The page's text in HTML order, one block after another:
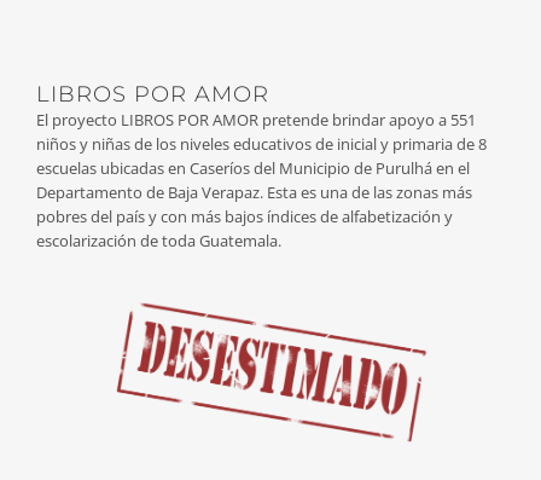
LIBROS POR AMOR
El proyecto LIBROS POR AMOR pretende brindar apoyo a 551
niños y niñas de los niveles educativos de inicial y primaria de 8
escuelas ubicadas en Caseríos del Municipio de Purulhá en el
Departamento de Baja Verapaz. Esta es una de las zonas más
pobres del país y con más bajos índices de alfabetización y
escolarización de toda Guatemala.